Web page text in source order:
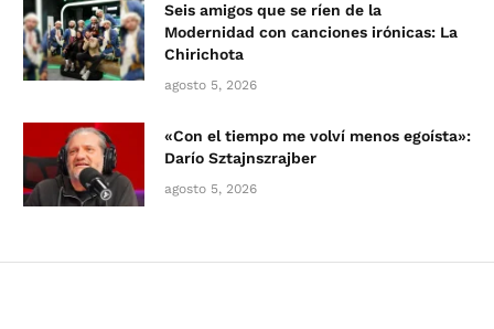
Seis amigos que se ríen de la
Modernidad con canciones irónicas: La
Chirichota
agosto 5, 2026
«Con el tiempo me volví menos egoísta»:
Darío Sztajnszrajber
agosto 5, 2026